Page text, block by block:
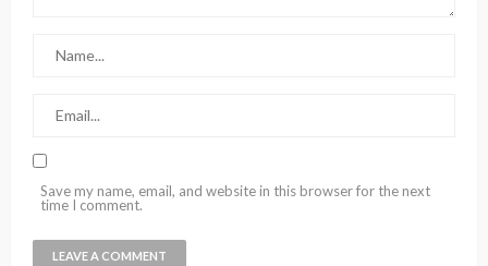
Save my name, email, and website in this browser for the next
time I comment.